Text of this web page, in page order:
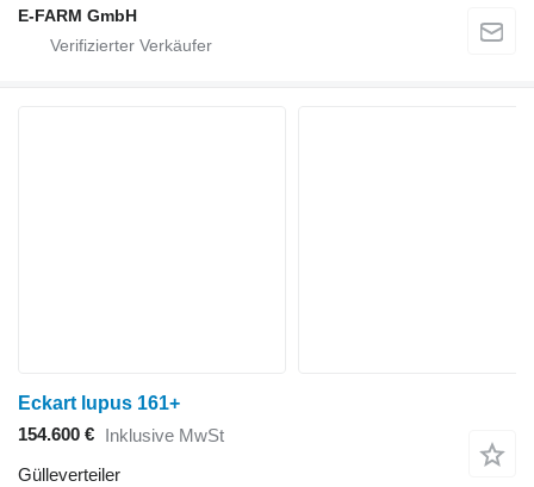
E-FARM GmbH
Eckart lupus 161+
154.600 €
Inklusive MwSt
Gülleverteiler